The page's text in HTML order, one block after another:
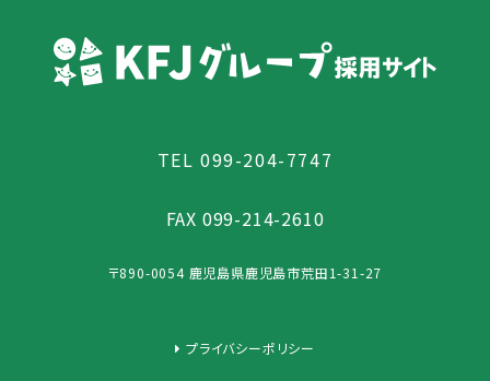
TEL099-204-7747
FAX 099-214-2610
〒890-0054 鹿児島県鹿児島市荒田1-31-27
プライバシーポリシー